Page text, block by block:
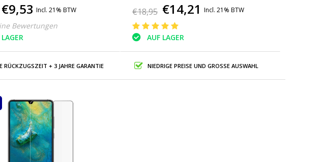
gehärtetem Glas
€9,53 Incl. 21% BTW
Bewertungen
Filmglas aus gehärtetem Glas
€18,95 €14,21 Incl. 21% BTW
AUF LAGER
RÜCKZUGSZEIT + 3 JAHRE GARANTIE NIEDRIGE PREISE UND GROSSE AUSWAHL